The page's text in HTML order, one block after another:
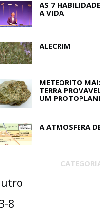
AS 7
A VIDA
ALECRIM
METEORITO
TERRA
UM
A ATMOSFERA
8